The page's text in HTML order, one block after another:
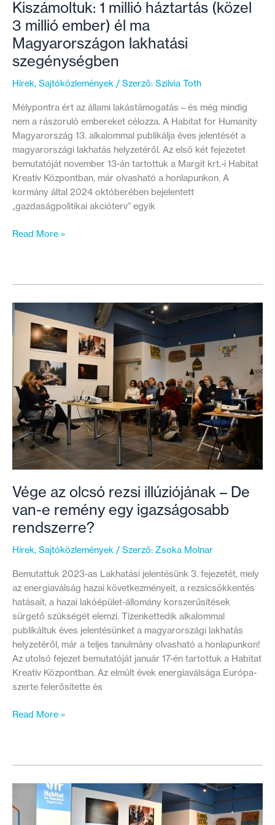
Kiszámoltuk: 1 millió háztartás (közel
3 millió ember) él ma
Magyarországon lakhatási
szegénységben
Hírek, Sajtóközlemények / Szerző: Szilvia Toth
Mélypontra ért az állami lakástámogatás – és még mindig
nem a rászoruló embereket célozza. A Habitat for Humanity
Magyarország 13. alkalommal publikálja éves jelentését a
magyarországi lakhatás helyzetéről. Az első két fejezetet
bemutatóját november 13-án tartottuk a Margit krt.-i Habitat
Kreatív Központban, már olvasható a honlapunkon. A
kormány által 2024 októberében bejelentett
„gazdaságpolitikai akcióterv” egyik
Kiszámoltuk:
3
millió
ember)
Magyarországon
lakhatási
szegénységben
Read More »
Vége az olcsó rezsi illúziójának – De
van-e remény egy igazságosabb
rendszerre?
Hírek, Sajtóközlemények / Szerző: Zsoka Molnar
Bemutattuk 2023-as Lakhatási jelentésünk 3. fejezetét, mely
az energiaválság hazai következményeit, a rezsicsökkentés
hatásait, a hazai lakóépület-állomány korszerűsítések
sürgető szükségét elemzi. Tizenkettedik alkalommal
publikáltuk éves jelentésünket a magyarországi lakhatás
helyzetéről, már a teljes tanulmány olvasható a honlapunkon!
Az utolsó fejezet bemutatóját január 17-én tartottuk a Habitat
Kreatív Központban. Az elmúlt évek energiaválsága Európa-
szerte felerősítette és
Vége
–
van-
Read More »